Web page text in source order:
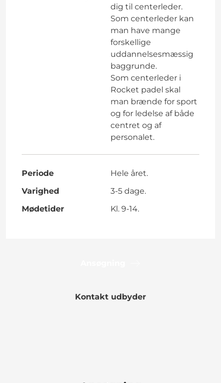
dig til centerleder.
Som centerleder kan
man have mange
forskellige
uddannelsesmæssig
baggrunde.
Som centerleder i
Rocket padel skal
man brænde for sport
og for ledelse af både
centret og af
personalet.
Periode
Hele året.
Varighed
3-5 dage.
Mødetider
Kl. 9-14.
Kontakt udbyder